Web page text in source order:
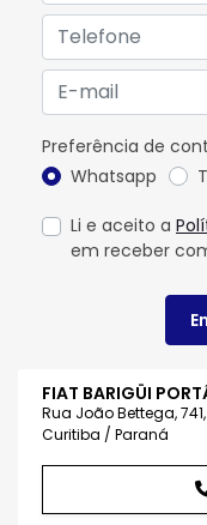
FIAT BARIGÜI
Rua João Bettega, 741,
Curitiba / Paraná
Preferência de
Whatsapp
Li e aceito a
em receber